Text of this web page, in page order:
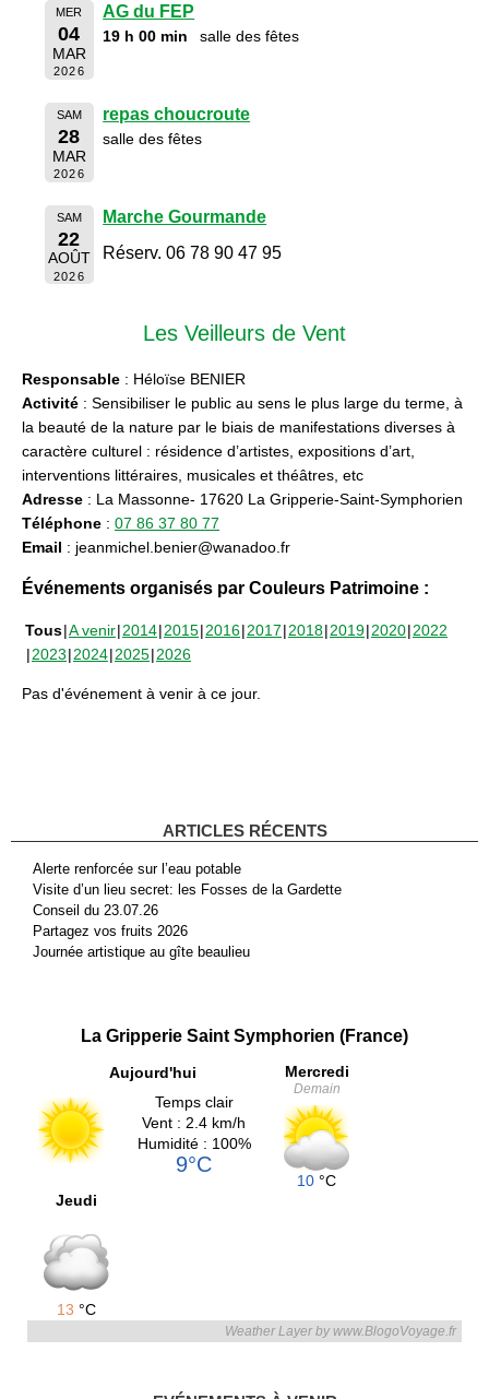
MER
04
MAR
2026
AG du FEP
19 h 00 min salle des fêtes
SAM
28
MAR
2026
repas choucroute
salle des fêtes
SAM
22
AOÛT
2026
Marche Gourmande
Réserv. 06 78 90 47 95
Les Veilleurs de Vent
Responsable : Héloïse BENIER
Activité : Sensibiliser le public au sens le plus large du terme, à
la beauté de la nature par le biais de manifestations diverses à
caractère culturel : résidence d’artistes, expositions d’art,
interventions littéraires, musicales et théâtres, etc
Adresse : La Massonne- 17620 La Gripperie-Saint-Symphorien
Téléphone : 07 86 37 80 77
Email : jeanmichel.benier@wanadoo.fr
Événements organisés par Couleurs Patrimoine :
Tous A venir 2014 2015 2016 2017 2018 2019 2020 2022
2023 2024 2025 2026
Pas d'événement à venir à ce jour.
ARTICLES RÉCENTS
Alerte renforcée sur l’eau potable
Visite d’un lieu secret: les Fosses de la Gardette
Conseil du 23.07.26
Partagez vos fruits 2026
Journée artistique au gîte beaulieu
La Gripperie Saint Symphorien (France)
Aujourd'hui
Temps clair
Vent : 2.4 km/h
Humidité : 100%
9°C
Mercredi
Demain
10 °C
Jeudi
13 °C
Weather Layer by www.BlogoVoyage.fr